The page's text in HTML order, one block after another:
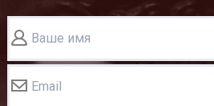
Ваше имя
Email